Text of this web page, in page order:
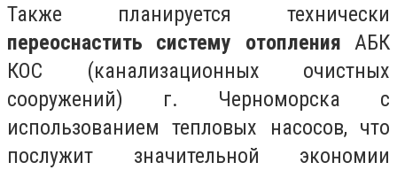
Также планируется технически
переоснастить систему отопления АБК
КОС (канализационных очистных
сооружений) г. Черноморска с
использованием тепловых насосов, что
послужит значительной экономии